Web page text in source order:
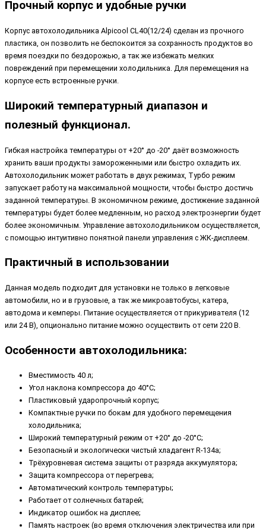
Прочный корпус и удобные ручки
Корпус автохолодильника Alpicool CL40(12/24) сделан из прочного
пластика, он позволить не беспокоится за сохранность продуктов во
время поездки по бездорожью, а так же избежать мелких
повреждений при перемещении холодильника. Для перемещения на
корпусе есть встроенные ручки.
Широкий температурный диапазон и
полезный функционал.
Гибкая настройка температуры от +20° до -20° даёт возможность
хранить ваши продукты замороженными или быстро охладить их.
Автохолодильник может работать в двух режимах, Турбо режим
запускает работу на максимальной мощности, чтобы быстро достичь
заданной температуры. В экономичном режиме, достижение заданной
температуры будет более медленным, но расход электроэнергии будет
более экономичным. Управление автохолодильником осуществляется,
с помощью интуитивно понятной панели управления с ЖК-дисплеем.
Практичный в использовании
Данная модель подходит для установки не только в легковые
автомобили, но и в грузовые, а так же микроавтобусы, катера,
автодома и кемперы. Питание осуществляется от прикуривателя (12
или 24 В), опционально питание можно осуществить от сети 220 В.
Особенности автохолодильника:
Вместимость 40 л;
Угол наклона компрессора до 40°С;
Пластиковый ударопрочный корпус;
Компактные ручки по бокам для удобного перемещения
холодильника;
Широкий температурный режим от +20° до -20°С;
Безопасный и экологически чистый хладагент R-134a;
Трёхуровневая система защиты от разряда аккумулятора;
Защита компрессора от перегрева;
Автоматический контроль температуры;
Работает от солнечных батарей;
Индикатор ошибок на дисплее;
Память настроек (во время отключения электричества или при